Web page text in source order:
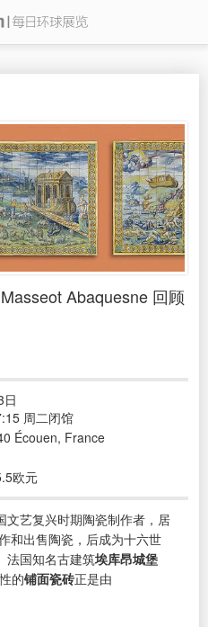
Abaquesne 回顾
周二闭馆
Écouen, France
欧元
文艺复兴时期陶瓷制作者，居
和出售陶瓷，后成为十六世
法国知名古建筑埃库昂城堡
的铺面瓷砖正是由